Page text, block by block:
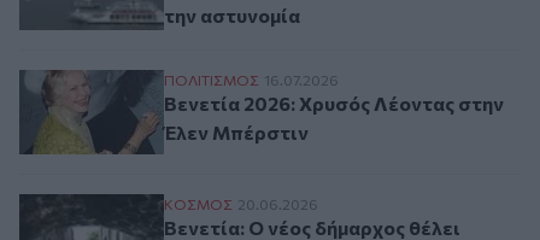
την αστυνομία
Βενετία 2026: Χρυσός Λέοντας στην
ΠΟΛΙΤΙΣΜΟΣ 16.07.2026
Βενετία 2026: Χρυσός Λέοντας στην
Έλεν Μπέρστιν
Βενετία: Ο νέος δήμαρχος θέλει
ΚΟΣΜΟΣ 20.06.2026
Βενετία: Ο νέος δήμαρχος θέλει